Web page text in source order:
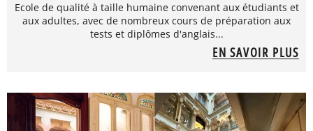
Ecole de qualité à taille humaine convenant aux étudiants et
aux adultes, avec de nombreux cours de préparation aux
tests et diplômes d'anglais...
EN SAVOIR PLUS